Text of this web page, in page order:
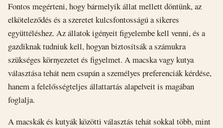
Fontos megérteni, hogy bármelyik állat mellett döntünk, az
elköteleződés és a szeretet kulcsfontosságú a sikeres
együttéléshez. Az állatok igényeit figyelembe kell venni, és a
gazdiknak tudniuk kell, hogyan biztosítsák a számukra
szükséges környezetet és figyelmet. A macska vagy kutya
választása tehát nem csupán a személyes preferenciák kérdése,
hanem a felelősségteljes állattartás alapelveit is magában
foglalja.
A macskák és kutyák közötti választás tehát sokkal több, mint